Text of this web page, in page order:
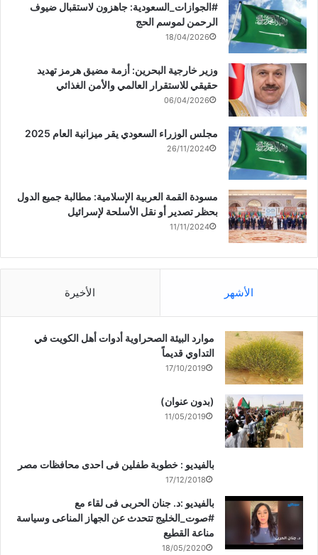
‏‎#الجوازات_السعودية: جاهزون لاستقبال ضيوف
الرحمن لموسم الحج
18/04/2026
وزير خارجية البحرين: أزمة مضيق هرمز تهديد
حقيقي للاستقرار العالمي والأمن الغذائي
06/04/2026
مجلس الوزراء السعودي يقر ميزانية العام 2025
26/11/2024
مسودة القمة العربية الإسلامية: مطالبة جميع الدول
بحظر تصدير أو نقل الأسلحة لإسرائيل
11/11/2024
الأشهر الأخيرة
موارد البيئة الصحراوية أدوات أهل الكويت في
التداوي قديماً
17/10/2019
(بدون عنوان)
11/05/2019
بالفيديو : خطوبة طفلين فى احدى محافظات مصر
17/12/2018
بالفيديو :د. جنان الحربى فى لقاء مع
#صوت_الخليج تتحدث عن الجهاز المناعى وسياسة
مناعة القطيع
18/05/2020